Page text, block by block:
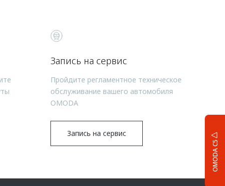
OMODA C5
Запись на сервис
Пройдите регламентное техническое
обслуживание вашего автомобиля
OMODA
Запись на сервис